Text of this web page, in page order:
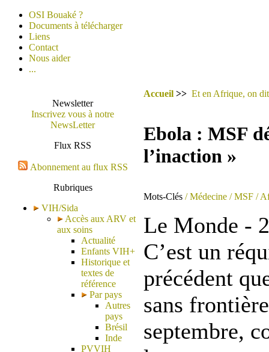
OSI Bouaké ?
Documents à télécharger
Liens
Contact
Nous aider
...
Newsletter
Inscrivez vous à notre
NewsLetter
Flux RSS
Abonnement au flux RSS
Rubriques
VIH/Sida
Accès aux ARV et
aux soins
Actualité
Enfants VIH+
Historique et
textes de
référence
Par pays
Autres
pays
Brésil
Inde
PVVIH
Accueil >> Et en Afrique, on
Ebola : MSF
l’inaction »
Mots-Clés / Médecine / MSF /
Le Monde -
C’est un
précédent
sans
septembre,